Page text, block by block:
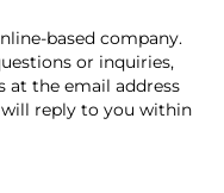
based company.
or inquiries,
at the email address
reply to you within